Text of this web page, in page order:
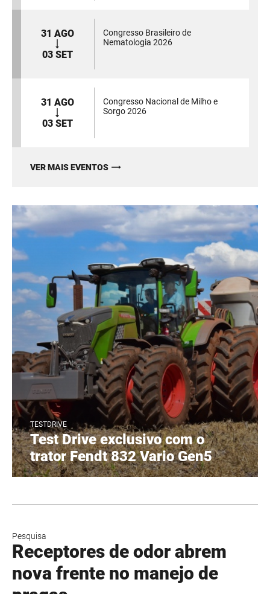
31 AGO
03 SET
Congresso Brasileiro de
Nematologia 2026
31 AGO
03 SET
Congresso Nacional de Milho e
Sorgo 2026
VER MAIS EVENTOS
TESTDRIVE
Test Drive exclusivo com o
trator Fendt 832 Vario Gen5
Pesquisa
Receptores de odor abrem
nova frente no manejo de